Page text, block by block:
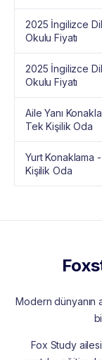
2025 İngilizce Dil
Okulu Fiyatı
2025 İngilizce Dil
Okulu Fiyatı
Aile Yanı
Tek Kişilik Oda
Yurt Konaklama
Kişilik Oda
Modern dünyanın
Fox Study